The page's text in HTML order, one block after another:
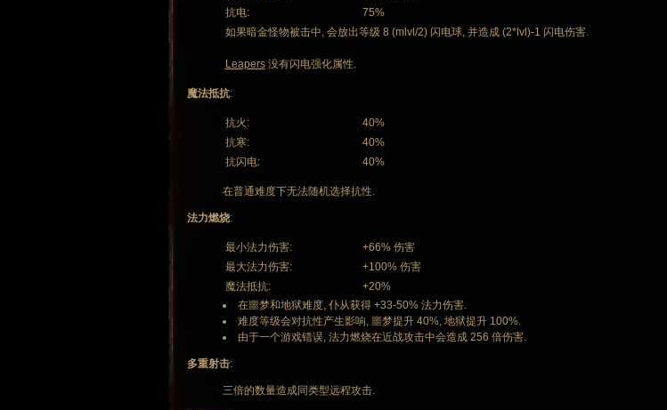
抗电:
75%
如果暗金怪物被击中, 会放出等级 8 (mlvl/2) 闪电球, 并造成 (2*lvl)-1 闪电伤害.
Leapers没有闪电强化属性.
魔法抵抗:
抗火:
40%
抗寒:
40%
抗闪电:
40%
在普通难度下无法随机选择抗性.
法力燃烧:
最小法力伤害:
+66% 伤害
最大法力伤害:
+100% 伤害
魔法抵抗:
+20%
在噩梦和地狱难度, 仆从获得 +33-50% 法力伤害.
难度等级会对抗性产生影响, 噩梦提升 40%, 地狱提升 100%.
由于一个游戏错误, 法力燃烧在近战攻击中会造成 256 倍伤害.
多重射击:
三倍的数量造成同类型远程攻击.